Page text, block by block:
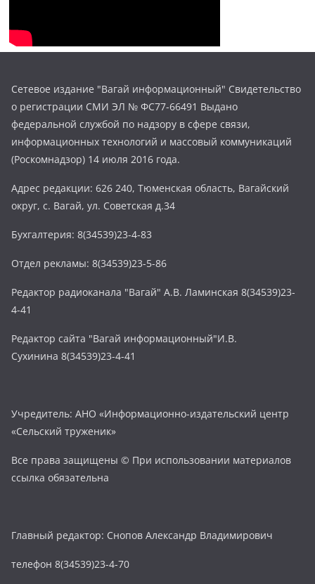
Сетевое издание "Вагай информационный" Свидетельство
о регистрации СМИ ЭЛ № ФС77-66491 Выдано
федеральной службой по надзору в сфере связи,
информационных технологий и массовый коммуникаций
(Роскомнадзор) 14 июля 2016 года.
Адрес редакции: 626 240, Тюменская область, Вагайский
округ, с. Вагай, ул. Советская д.34
Бухгалтерия: 8(34539)23-4-83
Отдел рекламы: 8(34539)23-5-86
Редактор радиоканала "Вагай" А.В. Ламинская 8(34539)23-
4-41
Редактор сайта "Вагай информационный"И.В.
Сухинина 8(34539)23-4-41
Учредитель: АНО «Информационно-издательский центр
«Сельский труженик»
Все права защищены © При использовании материалов
ссылка обязательна
Главный редактор: Снопов Александр Владимирович
телефон 8(34539)23-4-70